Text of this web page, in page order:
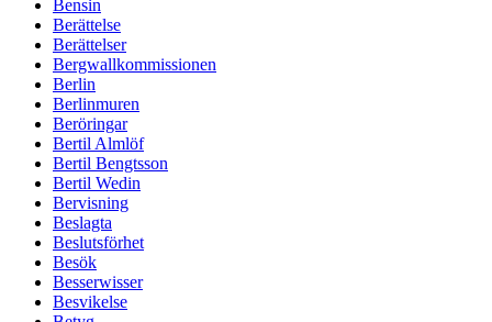
Bensin
Berättelse
Berättelser
Bergwallkommissionen
Berlin
Berlinmuren
Beröringar
Bertil Almlöf
Bertil Bengtsson
Bertil Wedin
Bervisning
Beslagta
Beslutsförhet
Besök
Besserwisser
Besvikelse